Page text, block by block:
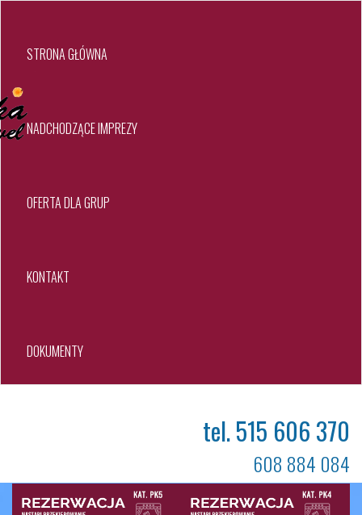
STRONA GŁÓWNA
NADCHODZĄCE IMPREZY
OFERTA DLA GRUP
KONTAKT
DOKUMENTY
tel. 515 606 370
608 884 084